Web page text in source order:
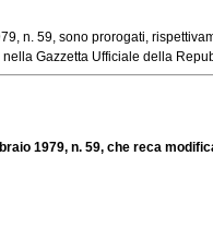
n. 59, sono prorogati,
Gazzetta Ufficiale della
1979, n. 59, che reca